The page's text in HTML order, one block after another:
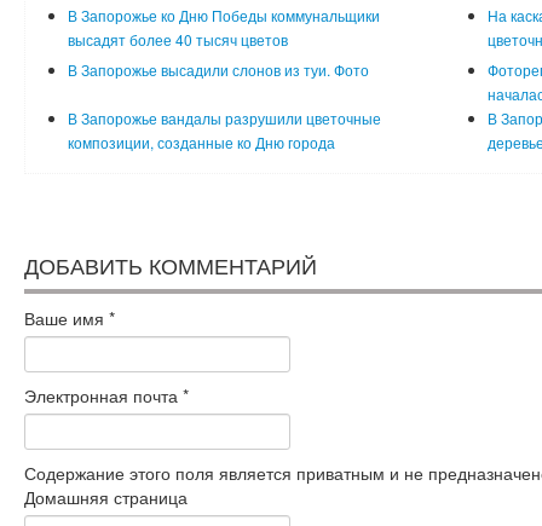
В Запорожье ко Дню Победы коммунальщики
высадят более 40 тысяч цветов
На
В Запорожье высадили слонов из туи. Фото
В Запорожье вандалы разрушили цветочные
композиции, созданные ко Дню города
В
ДОБАВИТЬ КОММЕНТАРИЙ
Ваше имя *
Электронная почта *
Содержание этого поля является приватным и не
Домашняя страница